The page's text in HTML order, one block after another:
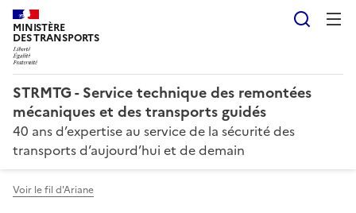
MINISTÈRE
DES TRANSPORTS
STRMTG - Service technique des remontées
mécaniques et des transports guidés
40 ans d’expertise au service de la sécurité des
transports d’aujourd’hui et de demain
Voir le fil d'Ariane